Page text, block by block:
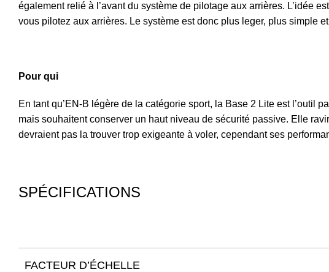
également relié à l’avant du système de pilotage aux arrières. L’idée
vous pilotez aux arrières. Le système est donc plus leger, plus simple
Pour qui
En tant qu’EN-B légère de la catégorie sport, la Base 2 Lite est l’outil
mais souhaitent conserver un haut niveau de sécurité passive. Elle
devraient pas la trouver trop exigeante à voler, cependant ses
SPÉCIFICATIONS
FACTEUR D’ÉCHELLE